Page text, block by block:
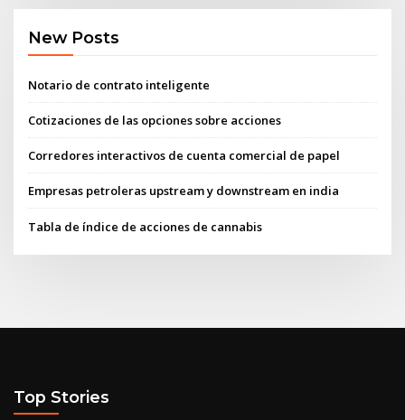
New Posts
Notario de contrato inteligente
Cotizaciones de las opciones sobre acciones
Corredores interactivos de cuenta comercial de papel
Empresas petroleras upstream y downstream en india
Tabla de índice de acciones de cannabis
Top Stories